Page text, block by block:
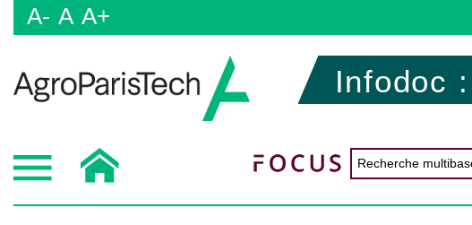
A- A A+
Infodoc